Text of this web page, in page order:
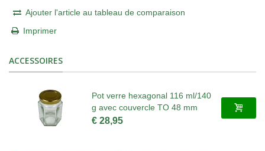
Ajouter l'article au tableau de comparaison
Imprimer
ACCESSOIRES
Pot verre hexagonal 116 ml/140
g avec couvercle TO 48 mm
€ 28,95